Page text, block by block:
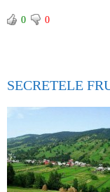
0 0
SECRETELE